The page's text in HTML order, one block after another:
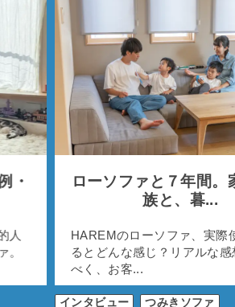
・
人
。
ローソファと７年間。
族と、暮...
HAREMのローソファ、実際
るとどんな感じ？リアルな感
べく、お客...
インタビュー つみきソファ